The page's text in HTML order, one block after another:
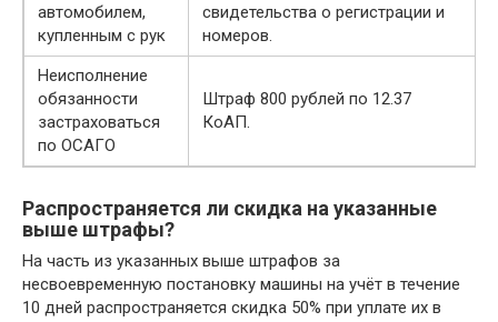
автомобилем,
купленным с рук
свидетельства о регистрации и
номеров.
Неисполнение
обязанности
застраховаться
по ОСАГО
Штраф 800 рублей по 12.37
КоАП.
Распространяется ли скидка на указанные
выше штрафы?
На часть из указанных выше штрафов за
несвоевременную постановку машины на учёт в течение
10 дней распространяется скидка 50% при уплате их в